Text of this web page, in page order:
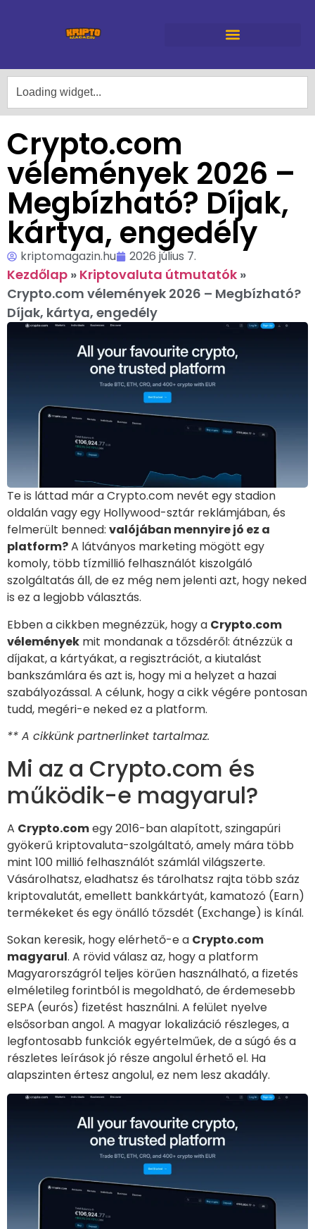
Crypto.com
vélemények 2026 –
Megbízható? Díjak,
kártya, engedély
kriptomagazin.hu 2026 július 7.
Kezdőlap » Kriptovaluta útmutatók »
Crypto.com vélemények 2026 – Megbízható?
Díjak, kártya, engedély
Te is láttad már a Crypto.com nevét egy stadion
oldalán vagy egy Hollywood-sztár reklámjában, és
felmerült benned: valójában mennyire jó ez a
platform?A látványos marketing mögött egy
komoly, több tízmillió felhasználót kiszolgáló
szolgáltatás áll, de ez még nem jelenti azt, hogy neked
is ez a legjobb választás.
Ebben a cikkben megnézzük, hogy a Crypto.com
vélemények mit mondanak a tőzsdéről: átnézzük a
díjakat, a kártyákat, a regisztrációt, a kiutalást
bankszámlára és azt is, hogy mi a helyzet a hazai
szabályozással. A célunk, hogy a cikk végére pontosan
tudd, megéri-e neked ez a platform.
** A cikkünk partnerlinket tartalmaz.
Mi az a Crypto.com és
működik-e magyarul?
A Crypto.comegy 2016-ban alapított, szingapúri
gyökerű kriptovaluta-szolgáltató, amely mára több
mint 100 millió felhasználót számlál világszerte.
Vásárolhatsz, eladhatsz és tárolhatsz rajta több száz
kriptovalutát, emellett bankkártyát, kamatozó (Earn)
termékeket és egy önálló tőzsdét (Exchange) is kínál.
Sokan keresik, hogy elérhető-e a Crypto.com
magyarul. A rövid válasz az, hogy a platform
Magyarországról teljes körűen használható, a fizetés
elméletileg forintból is megoldható, de érdemesebb
SEPA (eurós) fizetést használni. A felület nyelve
elsősorban angol. A magyar lokalizáció részleges, a
legfontosabb funkciók egyértelműek, de a súgó és a
részletes leírások jó része angolul érhető el. Ha
alapszinten értesz angolul, ez nem lesz akadály.